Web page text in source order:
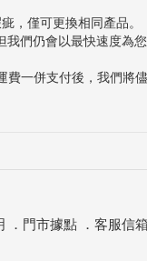
，僅可更換相同產品。
們仍會以最快速度為
一併支付後，我們將儘
． 門市據點． 客服信箱